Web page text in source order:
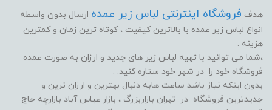
هدف فروشگاه اینترنتی لباس زیر عمده ارسال بدون واسطه
انواع لباس زیر عمده با بالاترین کیفیت ، کوتاه ترین زمان و کمترین
هزینه .
،شما می توانید با تهیه لباس زیر های جدید و ارزان به صورت عمده
فروشگاه خود را در شهر خود ستاره کنید. .
بدون اینکه نیاز باشد ساعت هابه دنبال بهترین و ارزان ترین و
جدیدترین فروشگاه در تهران بازاربزرگ ، بازار عباس آباد بازارچه حاج